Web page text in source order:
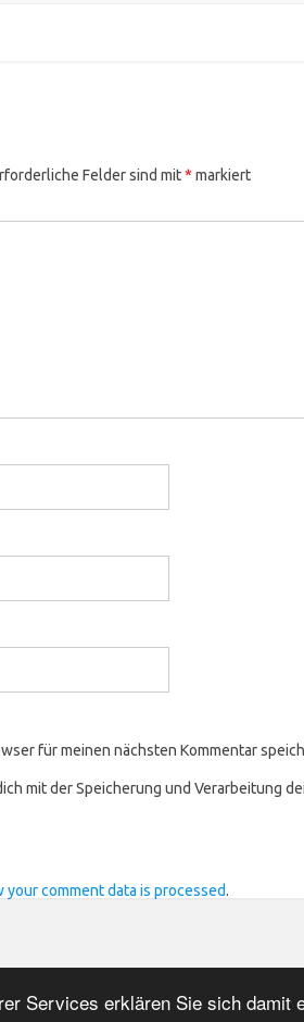
Services erklären Sie sich damit
Felder sind mit* markiert
für meinen nächsten Kommentar
mit der Speicherung und Verarbeitung
your comment data is processed.